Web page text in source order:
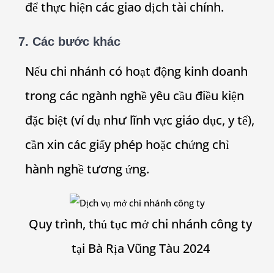
để thực hiện các giao dịch tài chính.
7. Các bước khác
Nếu chi nhánh có hoạt động kinh doanh
trong các ngành nghề yêu cầu điều kiện
đặc biệt (ví dụ như lĩnh vực giáo dục, y tế),
cần xin các giấy phép hoặc chứng chỉ
hành nghề tương ứng.
Quy trình, thủ tục mở chi nhánh công ty
tại Bà Rịa Vũng Tàu 2024